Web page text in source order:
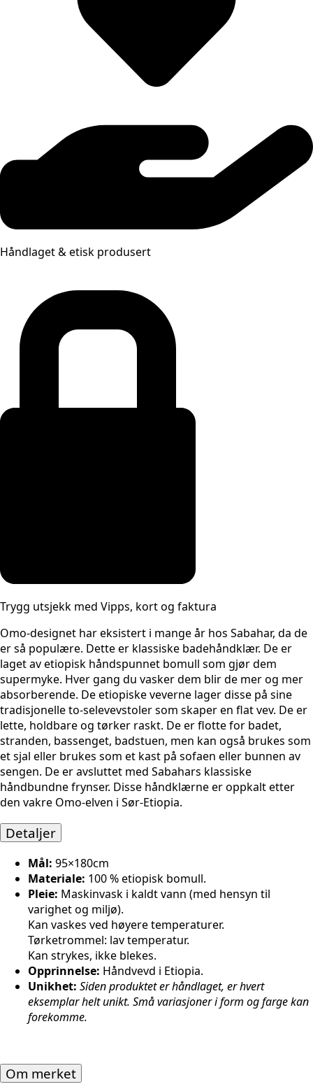
Håndlaget & etisk produsert
Trygg utsjekk med Vipps, kort og faktura
Omo-designet har eksistert i mange år hos Sabahar, da de
er så populære. Dette er klassiske badehåndklær. De er
laget av etiopisk håndspunnet bomull som gjør dem
supermyke. Hver gang du vasker dem blir de mer og mer
absorberende. De etiopiske veverne lager disse på sine
tradisjonelle to-selevevstoler som skaper en flat vev. De er
lette, holdbare og tørker raskt. De er flotte for badet,
stranden, bassenget, badstuen, men kan også brukes som
et sjal eller brukes som et kast på sofaen eller bunnen av
sengen. De er avsluttet med Sabahars klassiske
håndbundne frynser. Disse håndklærne er oppkalt etter
den vakre Omo-elven i Sør-Etiopia.
Detaljer
Mål: 95×180cm
Materiale: 100 % etiopisk bomull.
Pleie: Maskinvask i kaldt vann (med hensyn til
varighet og miljø).
Kan vaskes ved høyere temperaturer.
Tørketrommel: lav temperatur.
Kan strykes, ikke blekes.
Opprinnelse: Håndvevd i Etiopia.
Unikhet: Siden produktet er håndlaget, er hvert
eksemplar helt unikt. Små variasjoner i form og farge kan
forekomme.
Om merket